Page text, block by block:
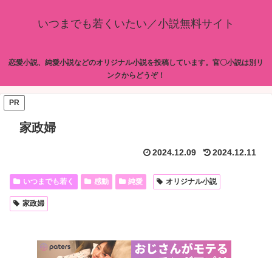
いつまでも若くいたい／小説無料サイト
恋愛小説、純愛小説などのオリジナル小説を投稿しています。官〇小説は別リ
ンクからどうぞ！
PR
家政婦
2024.12.09 2024.12.11
いつまでも若く 感動 純愛 オリジナル小説
家政婦